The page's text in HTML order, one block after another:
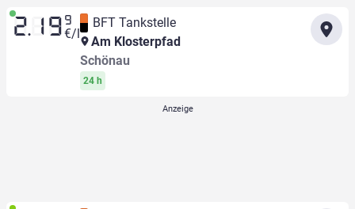
2.19 9
€/l
BFT Tankstelle
Am Klosterpfad
Schönau
24 h